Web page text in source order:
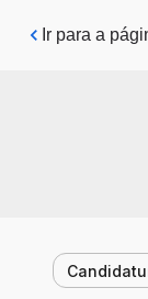
Pular para o
Ir para a